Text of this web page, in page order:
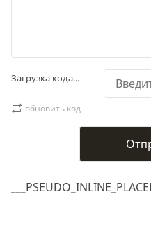
Загрузка кода...
обновить код